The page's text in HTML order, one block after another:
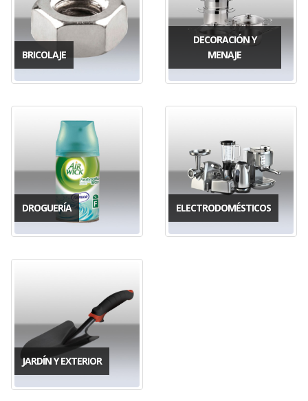
BRICOLAJE
DECORACIÓN Y
MENAJE
DROGUERÍA ELECTRODOMÉSTICOS
JARDÍN Y EXTERIOR